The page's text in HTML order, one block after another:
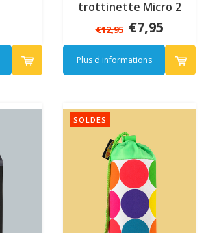
trottinette Micro 2
roues - Orange
€12,95 €7,95
Plus d'informations
SOLDES